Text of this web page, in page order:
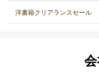
洋書籍クリアランスセール